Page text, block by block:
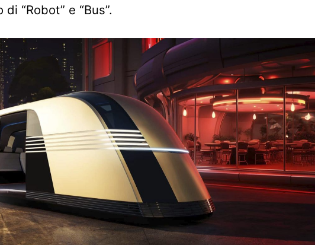
“Robot” e “Bus”.